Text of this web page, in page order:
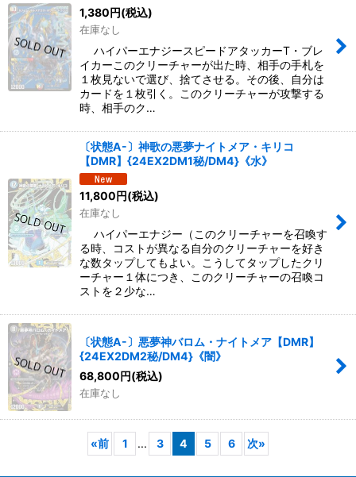
1,380円(税込)
在庫なし
ハイパーエナジースピードアタッカーT・ブレ
イカーこのクリーチャーが出た時、相手の手札を
１枚見ないで選び、捨てさせる。その後、自分は
カードを１枚引く。このクリーチャーが攻撃する
時、相手のク…
〔状態A-〕神歌の悪夢ナイトメア・キリコ
【DMR】{24EX2DM1秘/DM4}《水》
11,800円(税込)
在庫なし
ハイパーエナジー（このクリーチャーを召喚す
る時、コストが異なる自分のクリーチャーを好き
な数タップしてもよい。こうしてタップしたクリ
ーチャー１体につき、このクリーチャーの召喚コ
ストを２少な…
〔状態A-〕悪夢神バロム・ナイトメア【DMR】
{24EX2DM2秘/DM4}《闇》
68,800円(税込)
在庫なし
«前 1 ... 3 4 5 6 次»